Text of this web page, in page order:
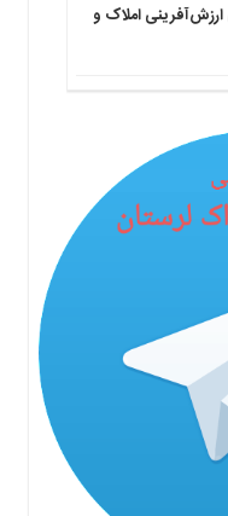
ارزش‌آفرینی املاک و